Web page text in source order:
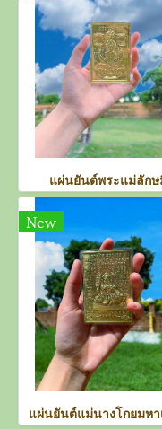
แผ่นยันต์พระแม่ลัก
New
แผ่นยันต์แม่นางโกยมหา